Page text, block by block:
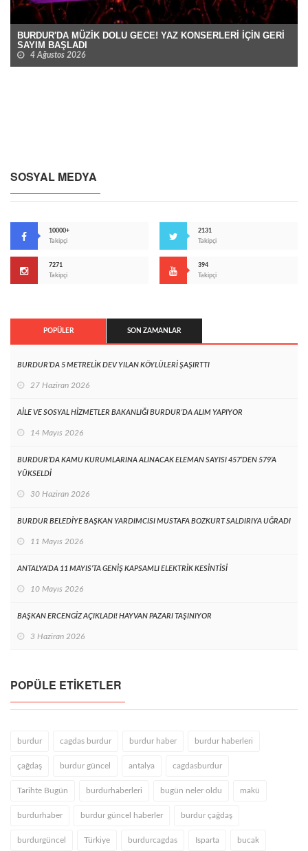
BURDUR'DA MÜZİK DOLU GECE! YAZ KONSERLERİ İÇİN GERİ
SAYIM BAŞLADI
4 Ağustos 2026
SOSYAL MEDYA
10000+
Takipçi
2131
Takipçi
7271
Takipçi
394
Takipçi
POPÜLER SON ZAMANLAR
BURDUR’DA 5 METRELİK DEV YILAN KÖYLÜLERİ ŞAŞIRTTI
27 Haziran 2026
AİLE VE SOSYAL HİZMETLER BAKANLIĞI BURDUR’DA ALIM YAPIYOR
14 Mayıs 2026
BURDUR’DA KAMU KURUMLARINA ALINACAK ELEMAN SAYISI 457’DEN 579’A
YÜKSELDİ
30 Haziran 2026
BURDUR BELEDİYE BAŞKAN YARDIMCISI MUSTAFA BOZKURT SALDIRIYA UĞRADI
11 Mayıs 2026
ANTALYA’DA 11 MAYIS’TA GENİŞ KAPSAMLI ELEKTRİK KESİNTİSİ
10 Mayıs 2026
BAŞKAN ERCENGİZ AÇIKLADI! HAYVAN PAZARI TAŞINIYOR
3 Haziran 2026
POPÜLE ETIKETLER
burdur cagdas burdur burdur haber burdur haberleri
çağdaş burdur güncel antalya cagdasburdur
Tarihte Bugün burdurhaberleri bugün neler oldu makü
burdurhaber burdur güncel haberler burdur çağdaş
burdurgüncel Türkiye burdurcagdas Isparta bucak